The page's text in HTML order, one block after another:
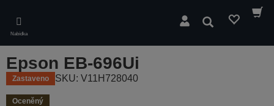
main
content
Nabídka
Hledat
Epson EB-696Ui
Zastaveno SKU: V11H728040
Oceněný